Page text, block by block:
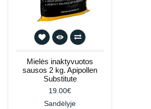
Mielės inaktyvuotos
sausos 2 kg. Apipollen
Substitute
19.00€
Sandėlyje